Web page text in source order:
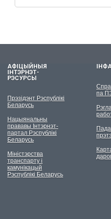
АФІЦЫЙНЫЯ
ІНТЭРНЭТ-
РЭСУРСЫ
Прэзідэнт Рэспублікі
Беларусь
Нацыянальны
прававы Інтэрнэт-
партал Рэспублікі
Беларусь
Міністэрства
транспарту і
камунікацый
Рэспублікі Беларусь
па